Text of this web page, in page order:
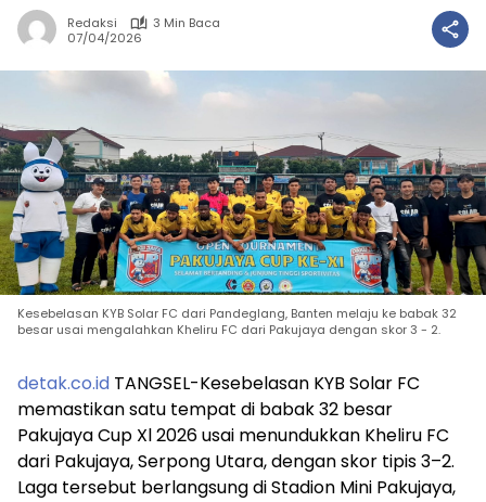
Redaksi
3 Min Baca
07/04/2026
Kesebelasan KYB Solar FC dari Pandeglang, Banten melaju ke babak 32
besar usai mengalahkan Kheliru FC dari Pakujaya dengan skor 3 - 2.
detak.co.id TANGSEL-Kesebelasan KYB Solar FC
memastikan satu tempat di babak 32 besar
Pakujaya Cup Xl 2026 usai menundukkan Kheliru FC
dari Pakujaya, Serpong Utara, dengan skor tipis 3–2.
Laga tersebut berlangsung di Stadion Mini Pakujaya,